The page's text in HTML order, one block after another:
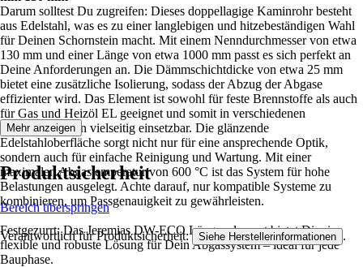
Darum solltest Du zugreifen: Dieses doppellagige Kaminrohr besteht
aus Edelstahl, was es zu einer langlebigen und hitzebeständigen Wahl
für Deinen Schornstein macht. Mit einem Nenndurchmesser von etwa
130 mm und einer Länge von etwa 1000 mm passt es sich perfekt an
Deine Anforderungen an. Die Dämmschichtdicke von etwa 25 mm
bietet eine zusätzliche Isolierung, sodass der Abzug der Abgase
effizienter wird. Das Element ist sowohl für feste Brennstoffe als auch
für Gas und Heizöl EL geeignet und somit in verschiedenen
Einsatzbereichen vielseitig einsetzbar. Die glänzende
Edelstahloberfläche sorgt nicht nur für eine ansprechende Optik,
sondern auch für einfache Reinigung und Wartung. Mit einer
maximalen Abgastemperatur von 600 °C ist das System für hohe
Belastungen ausgelegt. Achte darauf, nur kompatible Systeme zu
kombinieren, um Passgenauigkeit zu gewährleisten.
Festgezurrt: Das Jeremias DW-ECO Längenelement bietet Dir eine
flexible und robuste Lösung für Dein Abgassystem – ideal für jede
Bauphase.
Mehr anzeigen
Produktsicherheit
Bereich überspringen
Verantwortlich für Produktsicherheit: Siehe Herstellerinformationen .